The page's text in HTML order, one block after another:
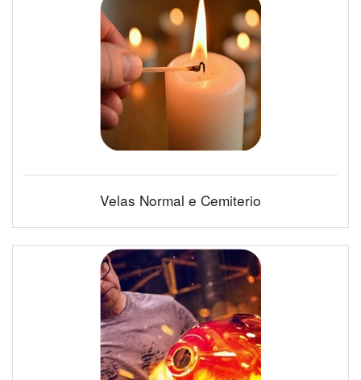
Velas Normal e Cemiterio